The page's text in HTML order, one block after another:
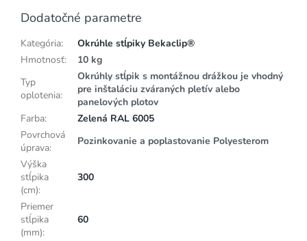
Dodatočné parametre
Kategória:
Okrúhle stĺpiky Bekaclip®
Hmotnosť:
10 kg
Typ
oplotenia:
Okrúhly stĺpik s montážnou drážkou je vhodný
pre inštaláciu zváraných pletív alebo
panelových plotov
Farba:
Zelená RAL 6005
Povrchová
úprava:
Pozinkovanie a poplastovanie Polyesterom
Výška
stĺpika
(cm):
300
Priemer
stĺpika
(mm):
60